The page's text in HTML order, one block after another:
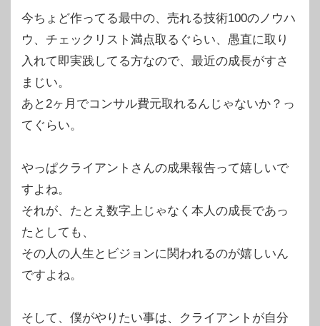
今ちょど作ってる最中の、売れる技術100のノウハ
ウ、チェックリスト満点取るぐらい、愚直に取り
入れて即実践してる方なので、最近の成長がすさ
まじい。
あと2ヶ月でコンサル費元取れるんじゃないか？っ
てぐらい。
やっぱクライアントさんの成果報告って嬉しいで
すよね。
それが、たとえ数字上じゃなく本人の成長であっ
たとしても、
その人の人生とビジョンに関われるのが嬉しいん
ですよね。
そして、僕がやりたい事は、クライアントが自分